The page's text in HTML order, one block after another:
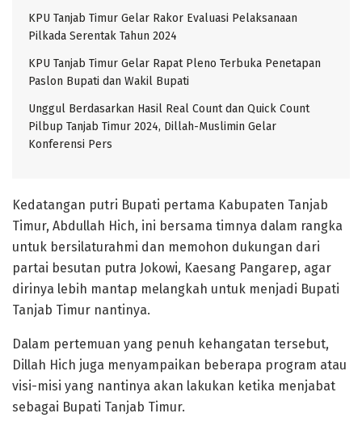
KPU Tanjab Timur Gelar Rakor Evaluasi Pelaksanaan
Pilkada Serentak Tahun 2024
KPU Tanjab Timur Gelar Rapat Pleno Terbuka Penetapan
Paslon Bupati dan Wakil Bupati
Unggul Berdasarkan Hasil Real Count dan Quick Count
Pilbup Tanjab Timur 2024, Dillah-Muslimin Gelar
Konferensi Pers
Kedatangan putri Bupati pertama Kabupaten Tanjab
Timur, Abdullah Hich, ini bersama timnya dalam rangka
untuk bersilaturahmi dan memohon dukungan dari
partai besutan putra Jokowi, Kaesang Pangarep, agar
dirinya lebih mantap melangkah untuk menjadi Bupati
Tanjab Timur nantinya.
Dalam pertemuan yang penuh kehangatan tersebut,
Dillah Hich juga menyampaikan beberapa program atau
visi-misi yang nantinya akan lakukan ketika menjabat
sebagai Bupati Tanjab Timur.